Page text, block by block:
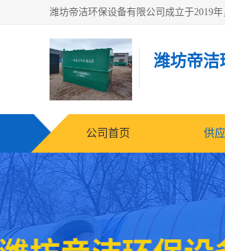
潍坊帝洁
公司首页 供